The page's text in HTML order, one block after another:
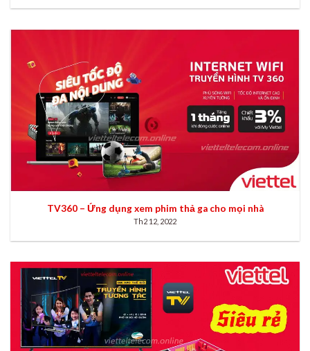
TV360 – Ứng dụng xem phim thả ga cho mọi nhà
Th2 12, 2022